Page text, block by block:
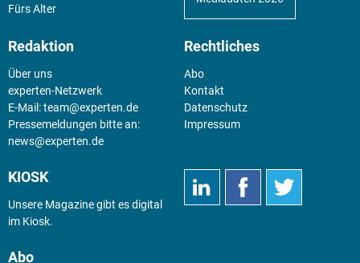
Fürs Alter
Redaktion
Über uns
experten-Netzwerk
E-Mail:team@experten.de
Pressemeldungen bitte an:
news@experten.de
Rechtliches
Abo
Kontakt
Datenschutz
Impressum
KIOSK
Unsere Magazine gibt es digital
im Kiosk.
Abo